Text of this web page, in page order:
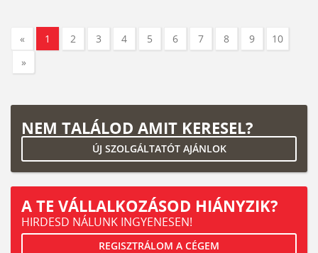
« 1 2 3 4 5 6 7 8 9
10
»
NEM TALÁLOD AMIT KERESEL?
ÚJ SZOLGÁLTATÓT AJÁNLOK
A TE VÁLLALKOZÁSOD HIÁNYZIK?
HIRDESD NÁLUNK INGYENESEN!
REGISZTRÁLOM A CÉGEM